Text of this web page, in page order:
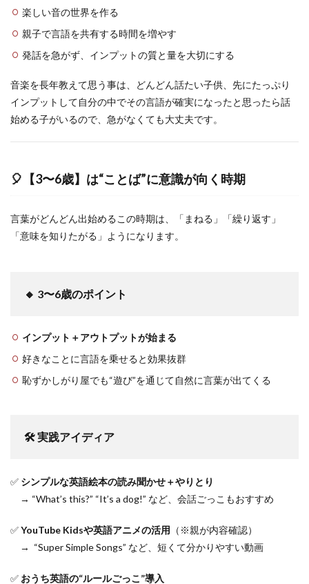
楽しい音の世界を作る
親子で言語を共有する時間を増やす
発話を急がず、インプットの質と量を大切にする
音楽を長年教えて思う事は、どんどん話たい子供、先にたっぷり
インプットして自分の中でその言語が確実になったと思ったら話
始める子がいるので、急がなくても大丈夫です。
🎈【3〜6歳】は“ことば”に意識が向く時期
言葉がどんどん出始めるこの時期は、「まねる」「繰り返す」
「意味を知りたがる」ようになります。
🔸 3〜6歳のポイント
インプット＋アウトプットが始まる
好きなことに言語を乗せると効果抜群
恥ずかしがり屋でも“遊び”を通じて自然に言葉が出てくる
🛠 実践アイディア
✅ シンプルな英語絵本の読み聞かせ＋やりとり
→ “What’s this?” “It’s a dog!” など、会話ごっこもおすすめ
✅YouTube Kidsや英語アニメの活用 （※親が内容確認）
→ “Super Simple Songs” など、短くて分かりやすい動画
✅ おうち英語の“ルールごっこ”導入